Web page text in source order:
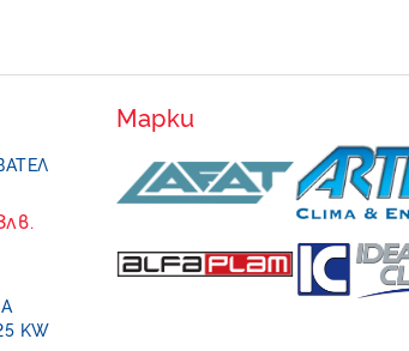
KW
Марки